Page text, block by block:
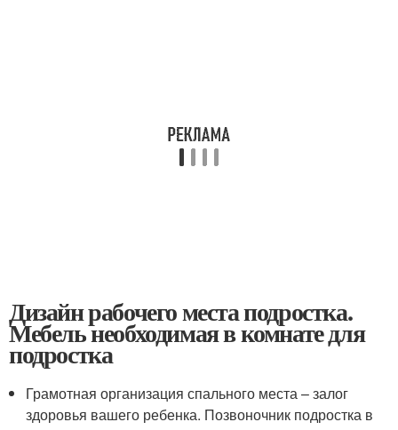
Дизайн рабочего места подростка.
Мебель необходимая в комнате для
подростка
Грамотная организация спального места – залог
здоровья вашего ребенка. Позвоночник подростка в